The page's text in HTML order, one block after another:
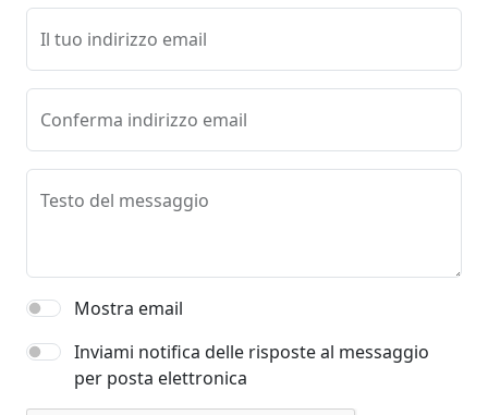
Il tuo indirizzo email
Conferma indirizzo email
Testo del messaggio
Mostra email
Inviami notifica delle risposte al messaggio
per posta elettronica